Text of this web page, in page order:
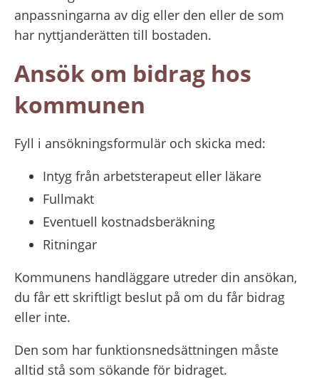
anpassningarna av dig eller den eller de som
har nyttjanderätten till bostaden.
Ansök om bidrag hos
kommunen
Fyll i ansökningsformulär och skicka med:
Intyg från arbetsterapeut eller läkare
Fullmakt
Eventuell kostnadsberäkning
Ritningar
Kommunens handläggare utreder din ansökan,
du får ett skriftligt beslut på om du får bidrag
eller inte.
Den som har funktionsnedsättningen måste
alltid stå som sökande för bidraget.